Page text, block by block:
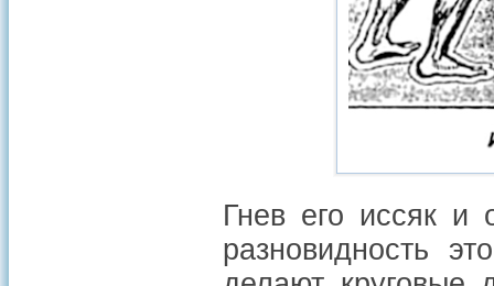
Гнев его иссяк и
разновидность